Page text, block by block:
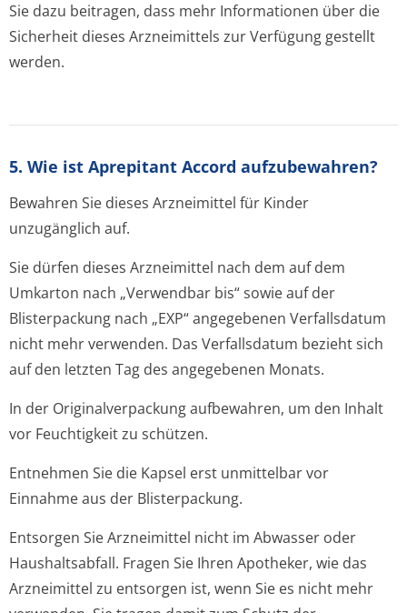
Sie dazu beitragen, dass mehr Informationen über die
Sicherheit dieses Arzneimittels zur Verfügung gestellt
werden.
5. Wie ist Aprepitant Accord aufzubewahren?
Bewahren Sie dieses Arzneimittel für Kinder
unzugänglich auf.
Sie dürfen dieses Arzneimittel nach dem auf dem
Umkarton nach „Verwendbar bis“ sowie auf der
Blisterpackung nach „EXP“ angegebenen Verfallsdatum
nicht mehr verwenden. Das Verfallsdatum bezieht sich
auf den letzten Tag des angegebenen Monats.
In der Originalverpackung aufbewahren, um den Inhalt
vor Feuchtigkeit zu schützen.
Entnehmen Sie die Kapsel erst unmittelbar vor
Einnahme aus der Blisterpackung.
Entsorgen Sie Arzneimittel nicht im Abwasser oder
Haushaltsabfall. Fragen Sie Ihren Apotheker, wie das
Arzneimittel zu entsorgen ist, wenn Sie es nicht mehr